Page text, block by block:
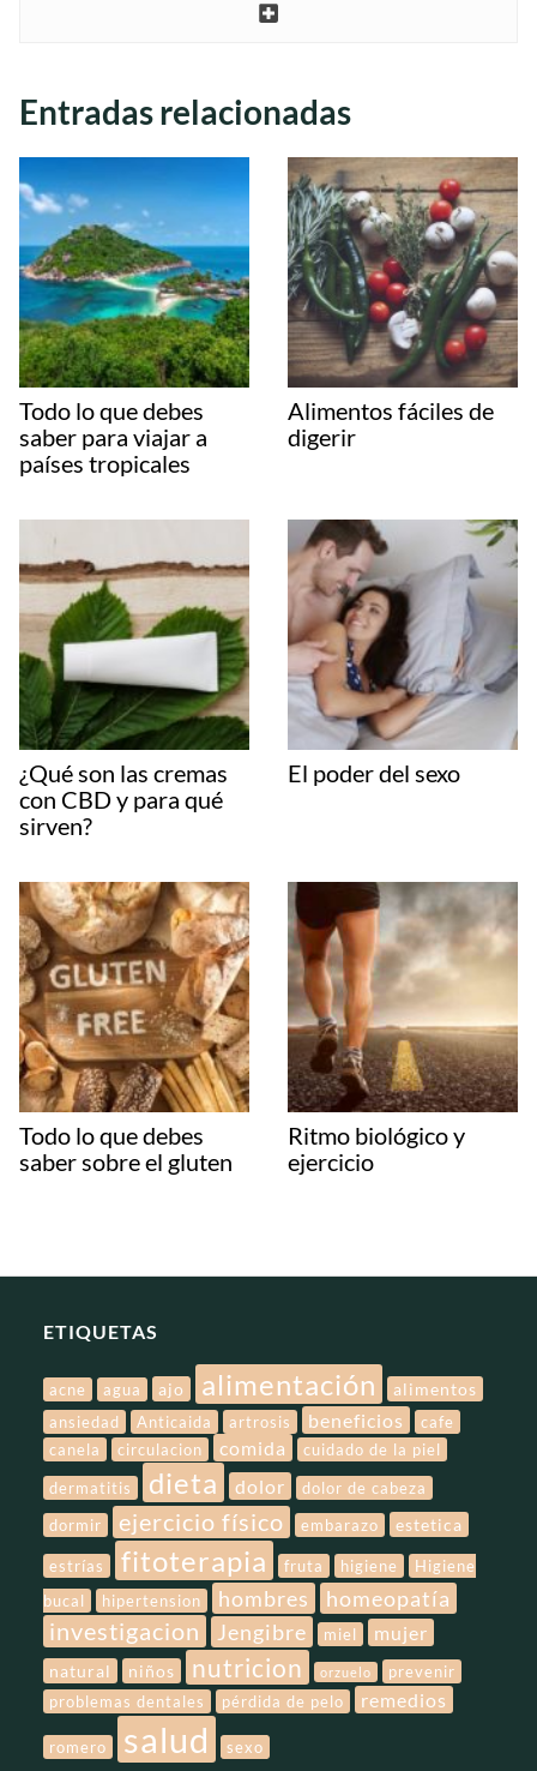
Entradas relacionadas
Todo lo que debes
saber para viajar a
países tropicales
Alimentos fáciles de
digerir
¿Qué son las cremas
con CBD y para qué
sirven?
El poder del sexo
Todo lo que debes
saber sobre el gluten
Ritmo biológico y
ejercicio
ETIQUETAS
acne agua ajo alimentación alimentos
ansiedad Anticaida artrosis beneficios
cafe
canela
circulacion comida
cuidado de la piel
dermatitis
dieta dolor
dolor de cabeza
dormir
ejercicio físico embarazo estetica
estrías fitoterapia fruta higiene
Higiene
bucal
hipertension hombres homeopatía
investigacion Jengibre miel mujer
natural niños nutricion orzuelo
prevenir
problemas dentales
pérdida de pelo remedios
romero salud sexo